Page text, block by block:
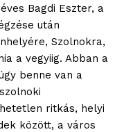
Bagdi Eszter, a
után
Szolnokra,
a vegyiig. Abban a
benne van a
ritkás, helyi
között, a város